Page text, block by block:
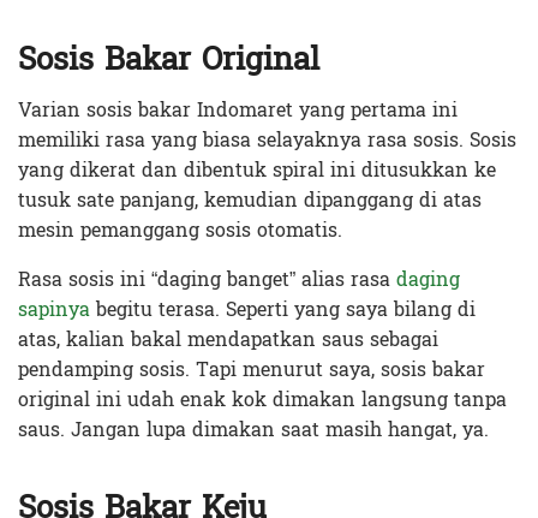
Sosis Bakar Original
Varian sosis bakar Indomaret yang pertama ini
memiliki rasa yang biasa selayaknya rasa sosis. Sosis
yang dikerat dan dibentuk spiral ini ditusukkan ke
tusuk sate panjang, kemudian dipanggang di atas
mesin pemanggang sosis otomatis.
Rasa sosis ini “daging banget” alias rasadaging
sapinyabegitu terasa. Seperti yang saya bilang di
atas, kalian bakal mendapatkan saus sebagai
pendamping sosis. Tapi menurut saya, sosis bakar
original ini udah enak kok dimakan langsung tanpa
saus. Jangan lupa dimakan saat masih hangat, ya.